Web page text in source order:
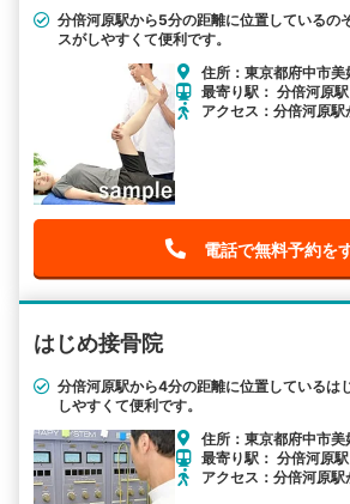
分倍河原駅から5分の距離に位置しているの
スがしやすくて便利です。
住所：東京都府中市
最寄り駅： 分倍河原
アクセス：分倍河原
電話で無料予約を
はじめ接骨院
分倍河原駅から4分の距離に位置しているは
しやすくて便利です。
住所：東京都府中市
最寄り駅： 分倍河原
アクセス：分倍河原